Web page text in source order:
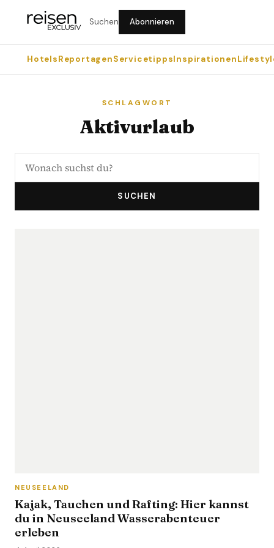
Suchen Abonnieren
HotelsReportagenServicetippsInspirationen
SCHLAGWORT
Aktivurlaub
SUCHEN
NEUSEELAND
Kajak, Tauchen und Rafting: Hier kannst
du in Neuseeland Wasserabenteuer
erleben